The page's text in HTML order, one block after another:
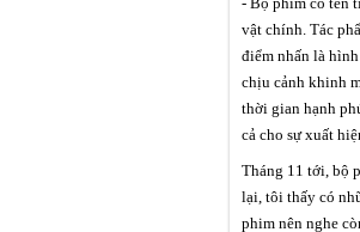
vật chính. Tác
điểm nhấn là
chịu cảnh khinh
thời gian hạnh
cả cho sự xuất
Tháng 11 tới, bộ
lại, tôi thấy có
phim nên nghe